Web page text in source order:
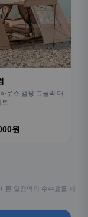
우스 캠핑 그늘막 대
원
른 일정액의 수수료를 제